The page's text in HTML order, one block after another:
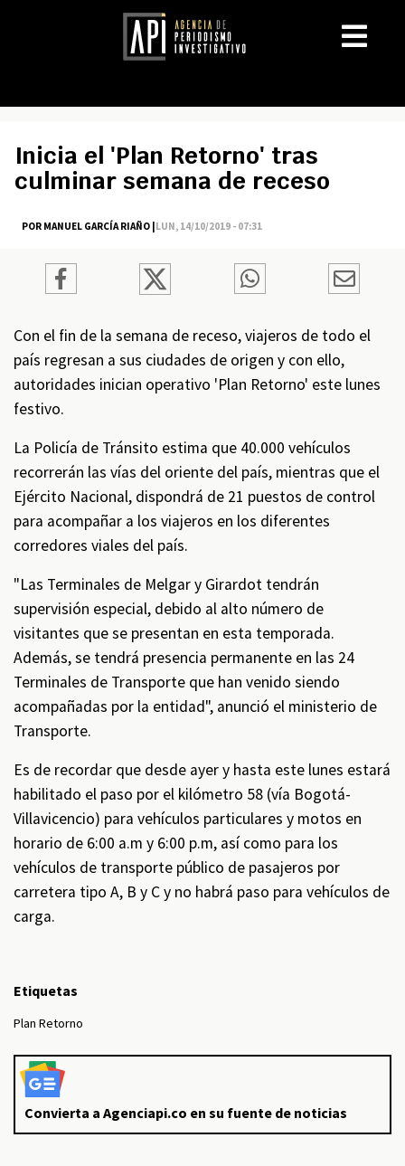
Inicia el 'Plan Retorno' tras
culminar semana de receso
POR MANUEL GARCÍA RIAÑO | LUN, 14/10/2019 - 07:31
Con el fin de la semana de receso, viajeros de todo el
país regresan a sus ciudades de origen y con ello,
autoridades inician operativo 'Plan Retorno' este lunes
festivo.
La Policía de Tránsito estima que 40.000 vehículos
recorrerán las vías del oriente del país, mientras que el
Ejército Nacional, dispondrá de 21 puestos de control
para acompañar a los viajeros en los diferentes
corredores viales del país.
"Las Terminales de Melgar y Girardot tendrán
supervisión especial, debido al alto número de
visitantes que se presentan en esta temporada.
Además, se tendrá presencia permanente en las 24
Terminales de Transporte que han venido siendo
acompañadas por la entidad", anunció el ministerio de
Transporte.
Es de recordar que desde ayer y hasta este lunes estará
habilitado el paso por el kilómetro 58 (vía Bogotá-
Villavicencio) para vehículos particulares y motos en
horario de 6:00 a.m y 6:00 p.m, así como para los
vehículos de transporte público de pasajeros por
carretera tipo A, B y C y no habrá paso para vehículos de
carga.
Etiquetas
Plan Retorno
Convierta a Agenciapi.co en su fuente de noticias